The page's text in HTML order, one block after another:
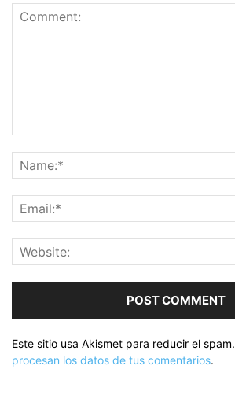
Este sitio usa Akismet para reducir el spam.
procesan los datos de tus comentarios.